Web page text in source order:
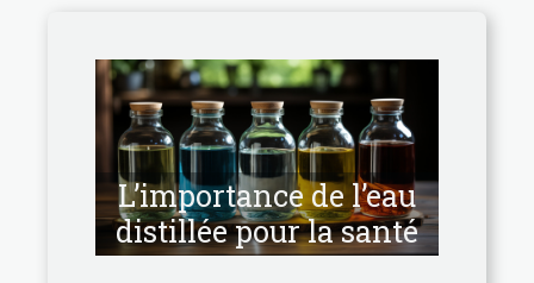
L’importance de l’eau
distillée pour la santé